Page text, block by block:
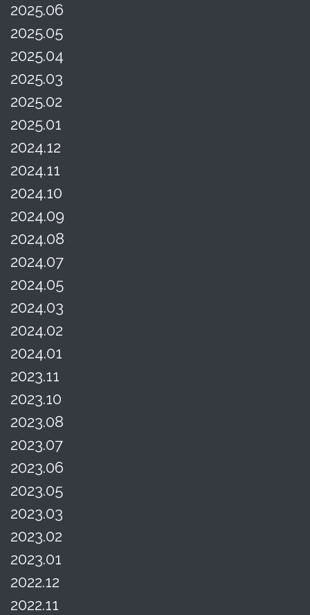
2025.06
2025.05
2025.04
2025.03
2025.02
2025.01
2024.12
2024.11
2024.10
2024.09
2024.08
2024.07
2024.05
2024.03
2024.02
2024.01
2023.11
2023.10
2023.08
2023.07
2023.06
2023.05
2023.03
2023.02
2023.01
2022.12
2022.11